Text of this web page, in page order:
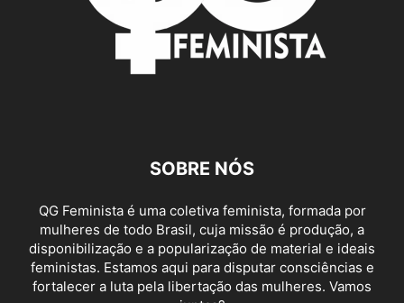
SOBRE NÓS
QG Feminista é uma coletiva feminista, formada por
mulheres de todo Brasil, cuja missão é produção, a
disponibilização e a popularização de material e ideais
feministas. Estamos aqui para disputar consciências e
fortalecer a luta pela libertação das mulheres. Vamos